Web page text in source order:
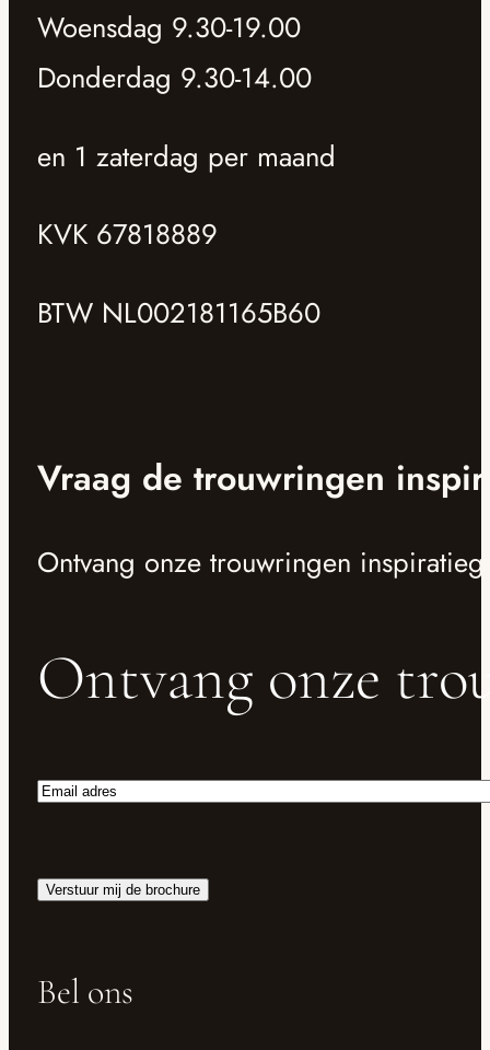
Woensdag 9.30-19.00
Donderdag 9.30-14.00
en 1 zaterdag per maand
KVK 67818889
BTW NL002181165B60
Vraag de trouwringen
Ontvang onze trouwringen
Ontvang onze
Email
Bel ons